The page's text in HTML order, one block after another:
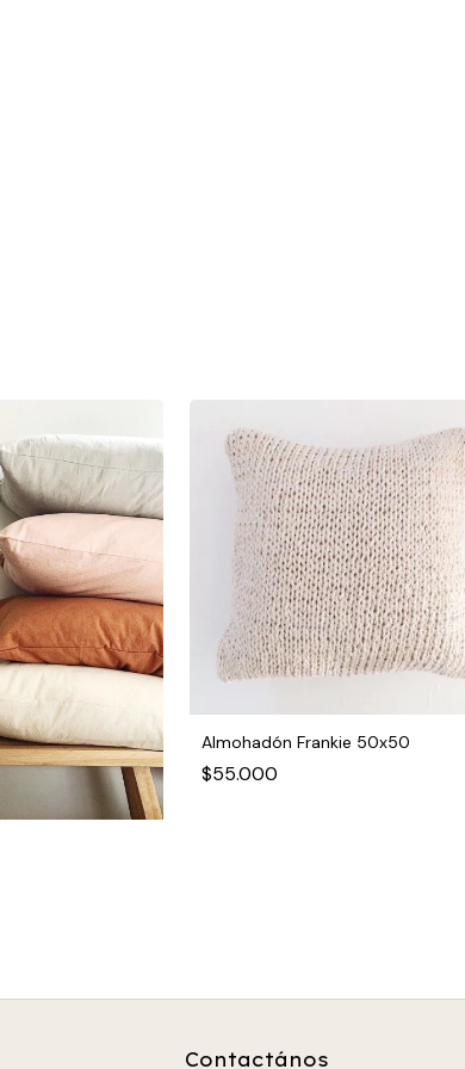
Almohadón Frankie 50x50
$55.000
Contactános